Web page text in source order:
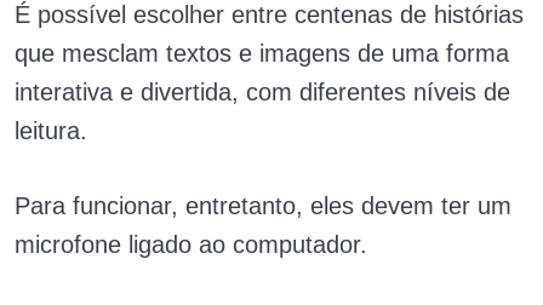
É possível escolher entre centenas de histórias
que mesclam textos e imagens de uma forma
interativa e divertida, com diferentes níveis de
leitura.
Para funcionar, entretanto, eles devem ter um
microfone ligado ao computador.